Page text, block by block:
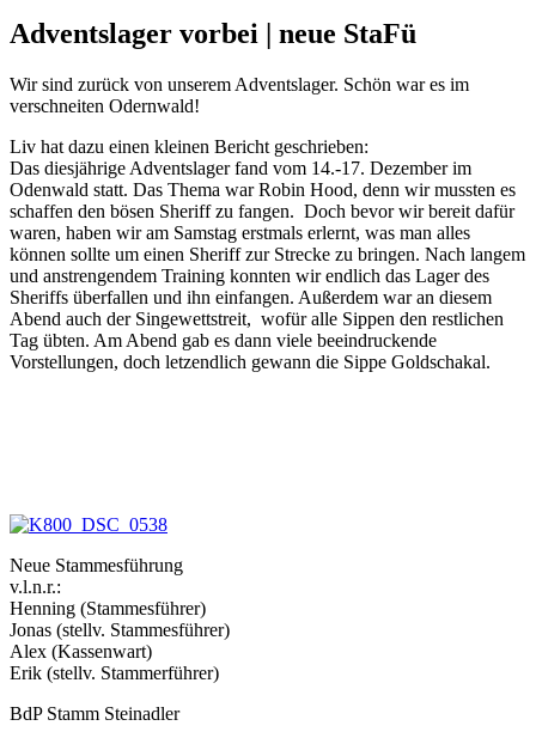
Adventslager vorbei | neue StaFü
Wir sind zurück von unserem Adventslager. Schön war es im
verschneiten Odernwald!
Liv hat dazu einen kleinen Bericht geschrieben:
Das diesjährige Adventslager fand vom 14.-17. Dezember im
Odenwald statt. Das Thema war Robin Hood, denn wir mussten es
schaffen den bösen Sheriff zu fangen. Doch bevor wir bereit dafür
waren, haben wir am Samstag erstmals erlernt, was man alles
können sollte um einen Sheriff zur Strecke zu bringen. Nach langem
und anstrengendem Training konnten wir endlich das Lager des
Sheriffs überfallen und ihn einfangen. Außerdem war an diesem
Abend auch der Singewettstreit, wofür alle Sippen den restlichen
Tag übten. Am Abend gab es dann viele beeindruckende
Vorstellungen, doch letzendlich gewann die Sippe Goldschakal.
Neue Stammesführung
v.l.n.r.:
Henning (Stammesführer)
Jonas (stellv. Stammesführer)
Alex (Kassenwart)
Erik (stellv. Stammerführer)
Es
BdP Stamm Steinadler